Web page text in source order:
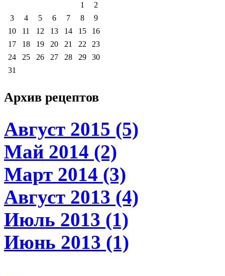
1
2
3
4 5 6 7 8
9
10
11 12 13 14 15
16
17
18 19 20 21 22
23
24
25 26 27 28 29
30
31
Архив рецептов
Август 2015 (5)
Май 2014 (2)
Март 2014 (3)
Август 2013 (4)
Июль 2013 (1)
Июнь 2013 (1)